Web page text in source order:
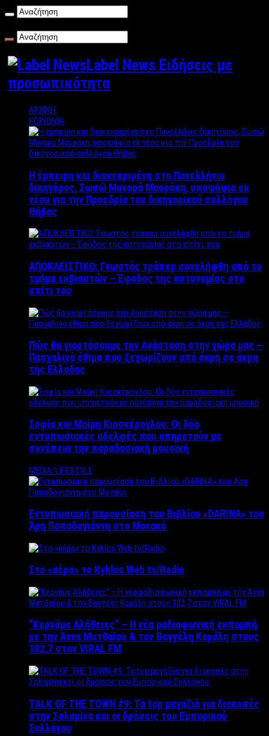
Label News Ειδήσεις με
προσωπικότητα
ΑΡΧΙΚΗ
ΚΟΙΝΩΝΙΑ
Η έμπειρη και διακεκριμένη στο Πανελλήνιο
δικηγόρος, Σωσώ Μαναρά Μαυράκη, υποψήφια εκ
νέου για την Προεδρία του δικηγορικού συλλόγου
Θήβας
ΑΠΟΚΛΕΙΣΤΙΚΟ: Γνωστός τράπερ συνελήφθη από το
τμήμα εκβιαστών – Έφοδος της αστυνομίας στο
σπίτι του
Πώς θα γιορτάσουμε την Ανάσταση στην χώρα μας –
Πασχαλινά έθιμα που ξεχωρίζουν από άκρη σε άκρη
της Ελλάδας
Σοφία και Μαίρη Κιοσκέρογλου: Οι δύο
εντυπωσιακές αδελφές που υπηρετούν με
συνέπεια την παραδοσιακή μουσική
MEDIA/LIFESTYLE
Εντυπωσιακή παρουσίαση του Βιβλίου «DARINA» του
Άρη Παπαδογιάννη στο Μονακό
Στο «αέρα» το Kyklos Web tv/Radio
“Kερνάμε Αλήθειες” – Η νέα ραδιοφωνική εκπομπή
με την Άννα Ματθαίου & τον Βαγγέλη Καράλη στους
102,7 στον VIRAL FM
TALK OF THE TOWN #9: Τα top μαγαζιά για διακοπές
στην Σαλαμίνα και οι δράσεις του Εμπορικού
Συλλόγου